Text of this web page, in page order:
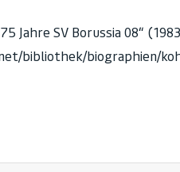
Jahre SV Borussia 08“
bibliothek/biographien/